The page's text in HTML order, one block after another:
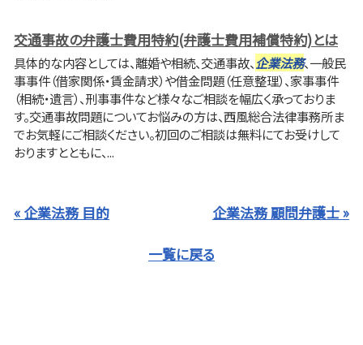
交通事故の弁護士費用特約(弁護士費用補償特約)とは
具体的な内容としては、離婚や相続、交通事故、 企業法務、一般民
事事件（借家関係・賃金請求）や借金問題（任意整理）、家事事件
（相続・遺言）、刑事事件など様々なご相談を幅広く承っておりま
す。交通事故問題についてお悩みの方は、西風総合法律事務所ま
でお気軽にご相談ください。初回のご相談は無料にてお受けして
おりますとともに、...
« 企業法務 目的 企業法務 顧問弁護士 »
一覧に戻る